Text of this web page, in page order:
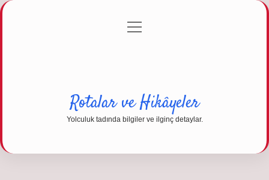
Gizlilik Politikası
menüyü
Rotalar ve Hikâyeler
Yolculuk tadında bilgiler ve ilginç detaylar.